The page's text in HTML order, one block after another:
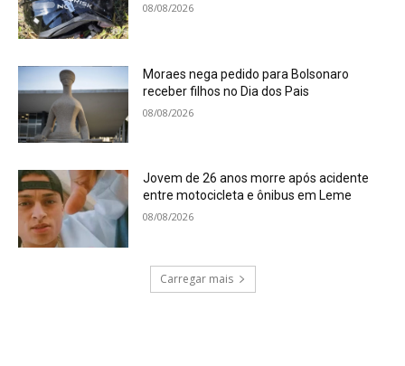
08/08/2026
Moraes nega pedido para Bolsonaro
receber filhos no Dia dos Pais
08/08/2026
Jovem de 26 anos morre após acidente
entre motocicleta e ônibus em Leme
08/08/2026
Carregar mais